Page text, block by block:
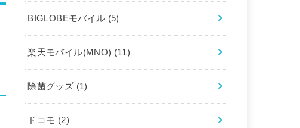
BIGLOBEモバイル (5)
楽天モバイル(MNO) (11)
除菌グッズ (1)
ドコモ (2)